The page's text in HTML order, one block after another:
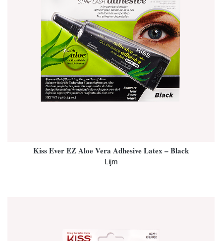
Kiss Ever EZ Aloe Vera Adhesive Latex – Black
Lijm